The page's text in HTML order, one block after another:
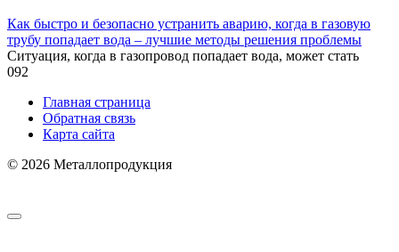
Как быстро и безопасно устранить аварию, когда в газовую
трубу попадает вода – лучшие методы решения проблемы
Ситуация, когда в газопровод попадает вода, может стать
092
Главная страница
Обратная связь
Карта сайта
© 2026 Металлопродукция